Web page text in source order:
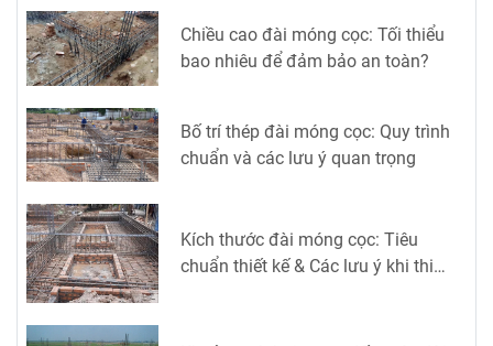
Chiều cao đài móng cọc: Tối thiểu
bao nhiêu để đảm bảo an toàn?
Bố trí thép đài móng cọc: Quy trình
chuẩn và các lưu ý quan trọng
Kích thước đài móng cọc: Tiêu
chuẩn thiết kế & Các lưu ý khi thi